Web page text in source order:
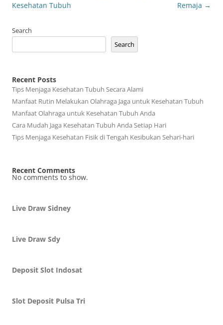
Kesehatan Tubuh
Remaja →
Search
Search
Recent Posts
Tips Menjaga Kesehatan Tubuh Secara Alami
Manfaat Rutin Melakukan Olahraga Jaga untuk Kesehatan Tubuh
Manfaat Olahraga untuk Kesehatan Tubuh Anda
Cara Mudah Jaga Kesehatan Tubuh Anda Setiap Hari
Tips Menjaga Kesehatan Fisik di Tengah Kesibukan Sehari-hari
Recent Comments
No comments to show.
Live Draw Sidney
Live Draw Sdy
Deposit Slot Indosat
Slot Deposit Pulsa Tri